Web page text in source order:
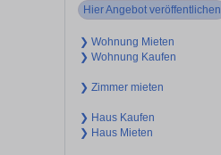
Hier Angebot veröffentlichen
❯ Wohnung Mieten
❯ Wohnung Kaufen
❯ Zimmer mieten
❯ Haus Kaufen
❯ Haus Mieten